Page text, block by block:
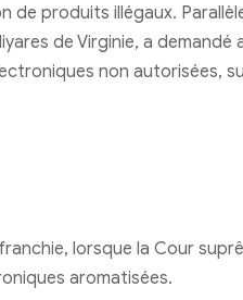
de produits illégaux.
de Virginie, a
non autorisées,
lorsque la Cour
aromatisées.